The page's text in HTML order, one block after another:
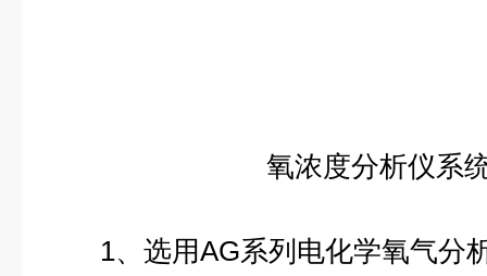
氧浓度分析仪系
1、选用AG系列电化学氧气分